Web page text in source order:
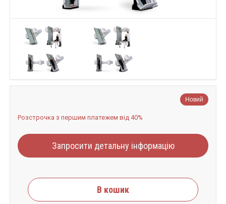
Новий
Розстрочка з першим платежем від 40%
Запросити детальну інформацію
В кошик